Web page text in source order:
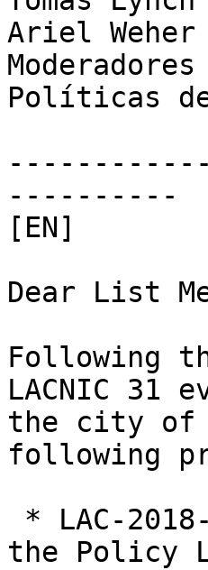
Ariel Weher
Políticas de
----------
[EN]
Dear List
Following
LACNIC 31
the city of
following
the Policy